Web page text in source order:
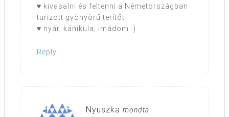
♥ kivasalni és feltenni a Németországban
turizott gyönyörű terítőt
♥ nyár, kánikula, imádom :)
Reply
Nyuszka mondta